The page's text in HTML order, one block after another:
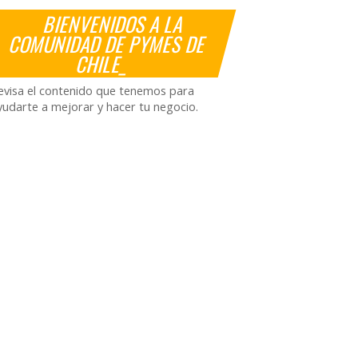
BIENVENIDOS A LA
COMUNIDAD DE PYMES DE
CHILE_
el contenido que tenemos para
a mejorar y hacer tu negocio.